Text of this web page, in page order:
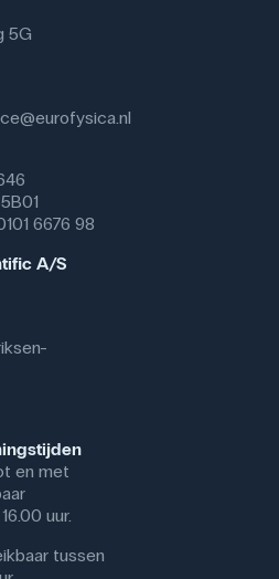
5G
6676 98
A/S
en met
uur.
tussen